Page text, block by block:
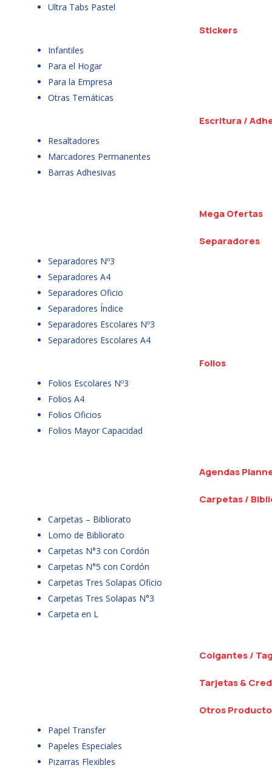
Ultra Tabs Pastel
Stickers
Infantiles
Para el Hogar
Para la Empresa
Otras Temáticas
Escritura /
Resaltadores
Marcadores Permanentes
Barras Adhesivas
Mega Ofertas
Separadores
Separadores Nº3
Separadores A4
Separadores Oficio
Separadores Índice
Separadores Escolares Nº3
Separadores Escolares A4
Folios
Folios Escolares Nº3
Folios A4
Folios Oficios
Folios Mayor Capacidad
Agendas
Carpetas /
Carpetas – Bibliorato
Lomo de Bibliorato
Carpetas N°3 con Cordón
Carpetas N°5 con Cordón
Carpetas Tres Solapas Oficio
Carpetas Tres Solapas N°3
Carpeta en L
Colgantes /
Tarjetas &
Otros
Papel Transfer
Papeles Especiales
Pizarras Flexibles